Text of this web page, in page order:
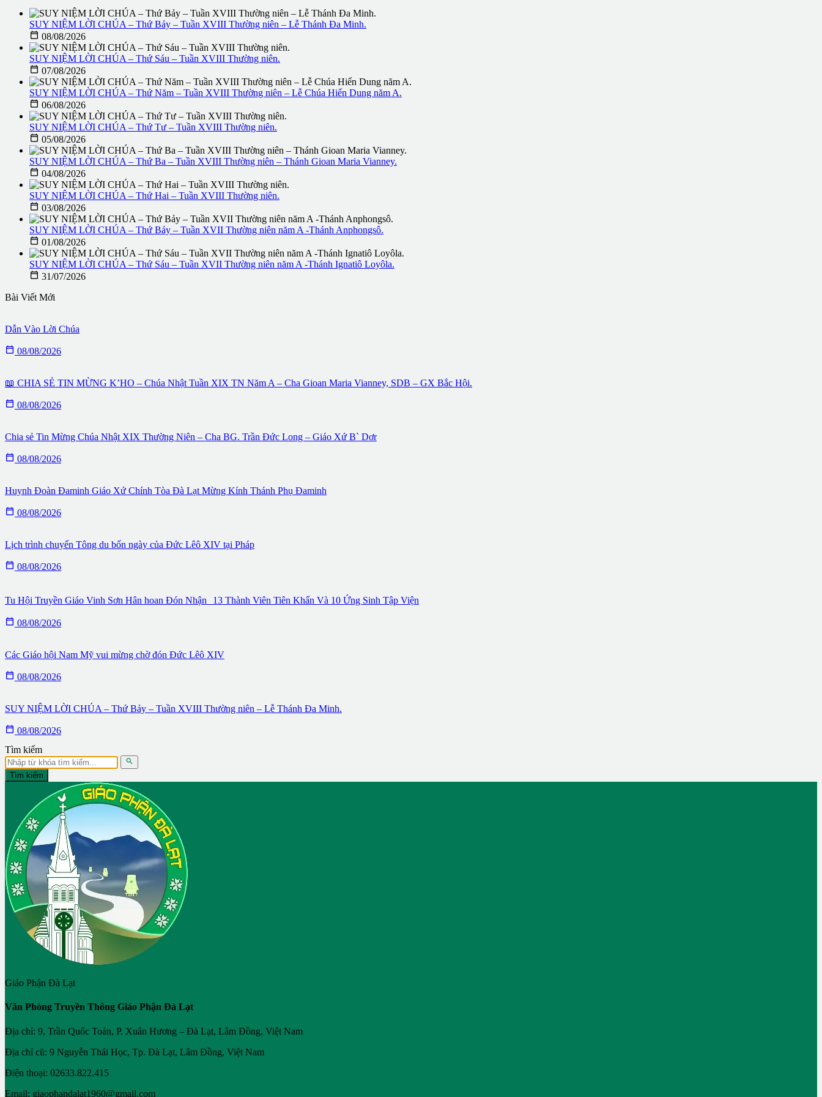
SUY NIỆM LỜI CHÚA – Thứ Bảy – Tuần XVIII Thường niên – Lễ Thánh Đa Minh.
 08/08/2026
SUY NIỆM LỜI CHÚA – Thứ Sáu – Tuần XVIII Thường niên.
 07/08/2026
SUY NIỆM LỜI CHÚA – Thứ Năm – Tuần XVIII Thường niên – Lễ Chúa Hiển Dung năm A.
 06/08/2026
SUY NIỆM LỜI CHÚA – Thứ Tư – Tuần XVIII Thường niên.
 05/08/2026
SUY NIỆM LỜI CHÚA – Thứ Ba – Tuần XVIII Thường niên – Thánh Gioan Maria Vianney.
 04/08/2026
SUY NIỆM LỜI CHÚA – Thứ Hai – Tuần XVIII Thường niên.
 03/08/2026
SUY NIỆM LỜI CHÚA – Thứ Bảy – Tuần XVII Thường niên năm A -Thánh Anphongsô.
 01/08/2026
SUY NIỆM LỜI CHÚA – Thứ Sáu – Tuần XVII Thường niên năm A -Thánh Ignatiô Loyôla.
 31/07/2026
Bài Viết Mới
Dẫn Vào Lời Chúa
 08/08/2026
📖 CHIA SẺ TIN MỪNG K’HO – Chúa Nhật Tuần XIX TN Năm A – Cha Gioan Maria Vianney, SDB – GX Bắc Hội.
 08/08/2026
Chia sẻ Tin Mừng Chúa Nhật XIX Thường Niên – Cha BG. Trần Đức Long – Giáo Xứ B` Dơr
 08/08/2026
Huynh Đoàn Đaminh Giáo Xứ Chính Tòa Đà Lạt Mừng Kính Thánh Phụ Đaminh
 08/08/2026
Lịch trình chuyến Tông du bốn ngày của Đức Lêô XIV tại Pháp
 08/08/2026
Tu Hội Truyền Giáo Vinh Sơn Hân hoan Đón Nhận 13 Thành Viên Tiên Khấn Và 10 Ứng Sinh Tập Viện
 08/08/2026
Các Giáo hội Nam Mỹ vui mừng chờ đón Đức Lêô XIV
 08/08/2026
SUY NIỆM LỜI CHÚA – Thứ Bảy – Tuần XVIII Thường niên – Lễ Thánh Đa Minh.
 08/08/2026
Tìm kiếm

Tìm kiếm
Giáo Phận Đà Lạt
Văn Phòng Truyền Thông Giáo Phận Đà Lạt
Địa chỉ: 9, Trần Quốc Toản, P. Xuân Hương – Đà Lạt, Lâm Đồng, Việt Nam
Địa chỉ cũ: 9 Nguyễn Thái Học, Tp. Đà Lạt, Lâm Đồng, Việt Nam
Điện thoại: 02633.822.415
Email: giaophandalat1960@gmail.com